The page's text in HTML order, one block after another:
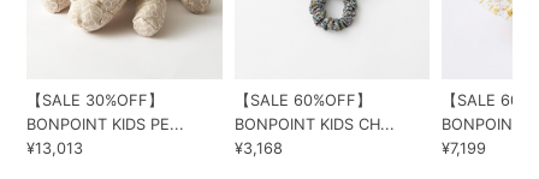
【SALE 30%OFF】
BONPOINT KIDS PE...
¥13,013
【SALE 60%OFF】
BONPOINT KIDS CH...
¥3,168
【SALE
BONPOINT
¥7,199